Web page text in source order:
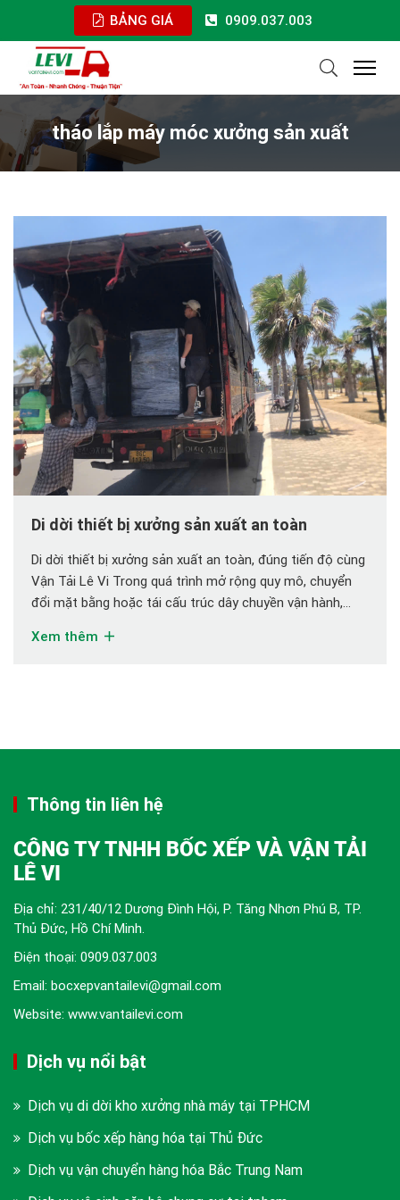
BẢNG GIÁ 0909.037.003
tháo lắp máy móc xưởng sản xuất
Di dời thiết bị xưởng sản xuất an toàn
Di dời thiết bị xưởng sản xuất an toàn, đúng tiến độ cùng
Vận Tải Lê Vi Trong quá trình mở rộng quy mô, chuyển
đổi mặt bằng hoặc tái cấu trúc dây chuyền vận hành,
hề đơn giản: di dời thiết bị xưởng […]
Xem thêm
Thông tin liên hệ
CÔNG TY TNHH BỐC XẾP VÀ VẬN TẢI
LÊ VI
Địa chỉ: 231/40/12 Dương Đình Hội, P. Tăng Nhơn Phú B, TP.
Thủ Đức, Hồ Chí Minh.
Điện thoại: 0909.037.003
Email: bocxepvantailevi@gmail.com
Website: www.vantailevi.com
Dịch vụ nổi bật
Dịch vụ di dời kho xưởng nhà máy tại TPHCM
Dịch vụ bốc xếp hàng hóa tại Thủ Đức
Dịch vụ vận chuyển hàng hóa Bắc Trung Nam